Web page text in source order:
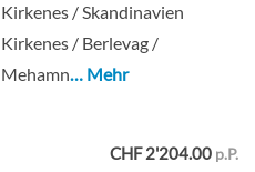
Kirkenes / Skandinavien
Kirkenes / Berlevag /
Mehamn… Mehr
CHF 2'204.00 p.P.